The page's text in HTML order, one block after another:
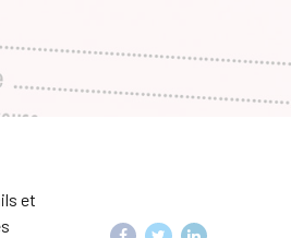
et